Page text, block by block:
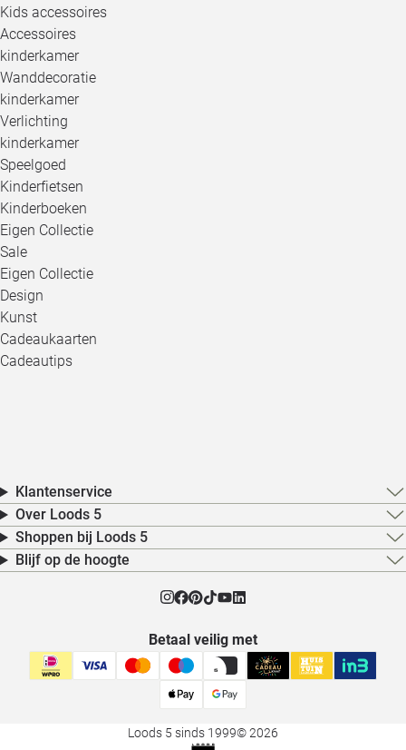
Kids accessoires
Accessoires
kinderkamer
Wanddecoratie
kinderkamer
Verlichting
kinderkamer
Speelgoed
Kinderfietsen
Kinderboeken
Eigen Collectie
Sale
Eigen Collectie
Design
Kunst
Cadeaukaarten
Cadeautips
Klantenservice
Over Loods 5
Shoppen bij Loods 5
Blijf op de hoogte
Betaal veilig met
Loods 5 sinds 1999© 2026